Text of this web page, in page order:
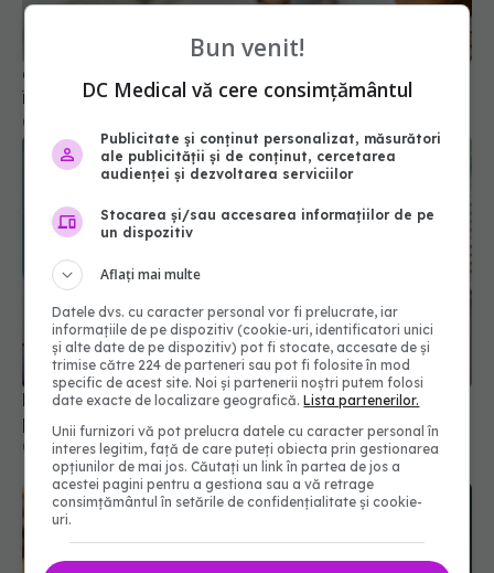
Greșeala periculoasă făcută de bolnavii de rinichi
în timpul caniculei
09 aug 2026, 16:00
Diagnosticele de autism la fete au crescut după
pandemia de COVID-19
08 aug 2026, 15:00
Bun venit!
DC Medical vă cere consimțământul
Publicitate și conținut personalizat, măsurători
ale publicității și de conținut, cercetarea
audienței și dezvoltarea serviciilor
Stocarea și/sau accesarea informațiilor de pe
un dispozitiv
Aflați mai multe
Datele dvs. cu caracter personal vor fi prelucrate, iar
informațiile de pe dispozitiv (cookie-uri, identificatori unici
și alte date de pe dispozitiv) pot fi stocate, accesate de și
trimise către 224 de parteneri sau pot fi folosite în mod
specific de acest site. Noi și partenerii noștri putem folosi
date exacte de localizare geografică.Lista partenerilor.
Unii furnizori vă pot prelucra datele cu caracter personal în
interes legitim, față de care puteți obiecta prin gestionarea
opțiunilor de mai jos. Căutați un link în partea de jos a
acestei pagini pentru a gestiona sau a vă retrage
consimțământul în setările de confidențialitate și cookie-
uri.